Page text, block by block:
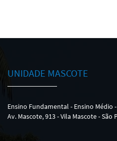
UNIDADE MASCOTE
Ensino Fundamental - Ensino
Av. Mascote, 913 - Vila Mascote - São